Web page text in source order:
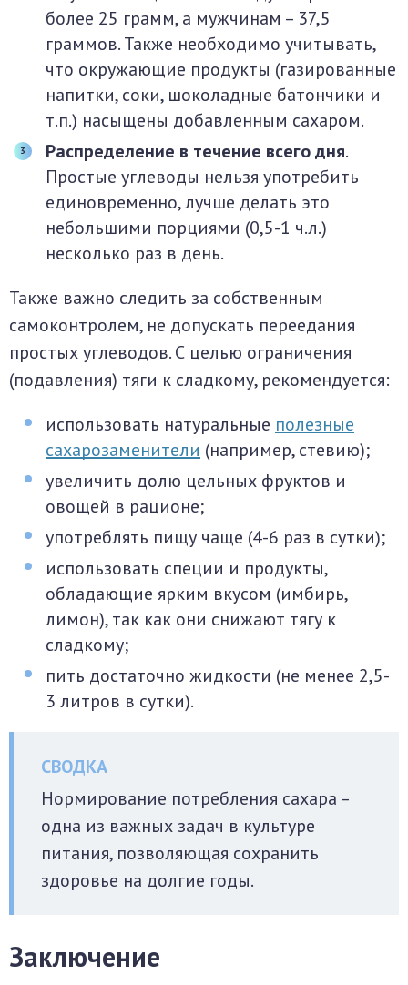
более 25 грамм, а мужчинам – 37,5
граммов. Также необходимо учитывать,
что окружающие продукты (газированные
напитки, соки, шоколадные батончики и
т.п.) насыщены добавленным сахаром.
Распределение в течение всего дня.
Простые углеводы нельзя употребить
единовременно, лучше делать это
небольшими порциями (0,5-1 ч.л.)
несколько раз в день.
Также важно следить за собственным
самоконтролем, не допускать переедания
простых углеводов. С целью ограничения
(подавления) тяги к сладкому, рекомендуется:
использовать натуральные полезные
сахарозаменители (например, стевию);
увеличить долю цельных фруктов и
овощей в рационе;
употреблять пищу чаще (4-6 раз в сутки);
использовать специи и продукты,
обладающие ярким вкусом (имбирь,
лимон), так как они снижают тягу к
сладкому;
пить достаточно жидкости (не менее 2,5-
3 литров в сутки).
Нормирование потребления сахара –
одна из важных задач в культуре
питания, позволяющая сохранить
здоровье на долгие годы.
Заключение